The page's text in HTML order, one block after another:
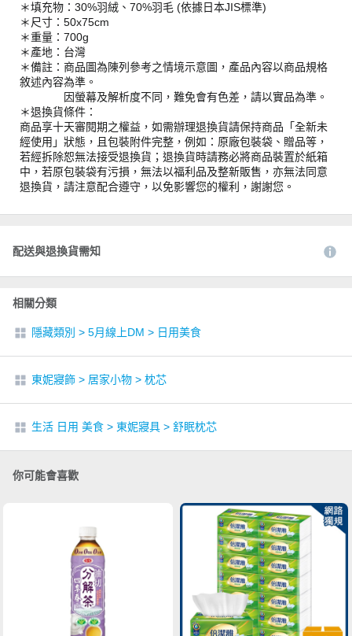
＊填充物：30%羽絨、70%羽毛 (依據日本JIS標準)
＊尺寸：50x75cm
＊重量：700g
＊產地：台灣
＊備註：商品圖為陳列參考之情境示意圖，產品內容以商品規格
敘述內容為準。
因螢幕及解析度不同，難免會有色差，請以實品為準。
＊退換貨條件：
商品享十天審閱期之權益，如需辦理退換貨請保持商品「全新未
經使用」狀態，且包裝附件完整，例如：原廠包裝袋、贈品等，
若經拆除恕無法接受退換貨；退換貨時請務必將商品裝置於紙箱
中，若原包裝袋有污損，無法以福利品及整新販售，亦無法同意
退換貨，請注意配合遵守，以免影響您的權利，謝謝您。
配送與退換貨需知
相關分類
隱藏類別 > 5月線上DM > 日用美食
東妮寢飾 > 居家小物 > 枕芯
生活 日用 美食 > 東妮寢具 > 舒眠枕芯
你可能會喜歡